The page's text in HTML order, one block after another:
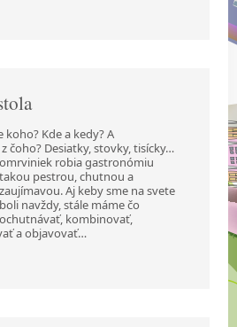
koho? Kde a kedy? A
čoho? Desiatky, stovky,tisícky…
omrviniek robia gastronómiu
takou pestrou, chutnou a
zaujímavou. Aj keby sme na svete
boli navždy, stále máme čo
ochutnávať, kombinovať,
a objavovať…